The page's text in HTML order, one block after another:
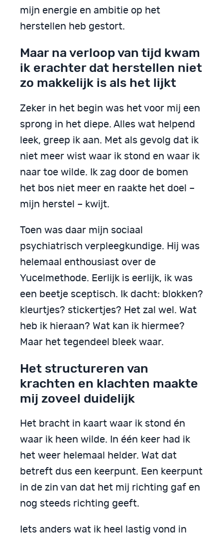
mijn energie en ambitie op het
herstellen heb gestort.
Maar na verloop van tijd kwam
ik erachter dat herstellen niet
zo makkelijk is als het lijkt
Zeker in het begin was het voor mij een
sprong in het diepe. Alles wat helpend
leek, greep ik aan. Met als gevolg dat ik
niet meer wist waar ik stond en waar ik
naar toe wilde. Ik zag door de bomen
het bos niet meer en raakte het doel –
mijn herstel – kwijt.
Toen was daar mijn sociaal
psychiatrisch verpleegkundige. Hij was
helemaal enthousiast over de
Yucelmethode. Eerlijk is eerlijk, ik was
een beetje sceptisch. Ik dacht: blokken?
kleurtjes? stickertjes? Het zal wel. Wat
heb ik hieraan? Wat kan ik hiermee?
Maar het tegendeel bleek waar.
Het structureren van
krachten en klachten maakte
mij zoveel duidelijk
Het bracht in kaart waar ik stond én
waar ik heen wilde. In één keer had ik
het weer helemaal helder. Wat dat
betreft dus een keerpunt. Een keerpunt
in de zin van dat het mij richting gaf en
nog steeds richting geeft.
Iets anders wat ik heel lastig vond in